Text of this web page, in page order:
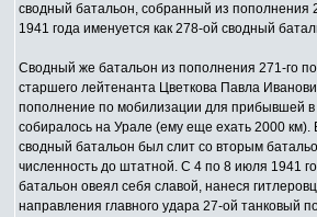
сводный батальон, собранный из пополнения
1941 года именуется как 278-ой сводный
Сводный же батальон из пополнения 271-го
старшего лейтенанта Цветкова Павла
пополнение по мобилизации для прибывшей в
собиралось на Урале (ему еще ехать 2000
сводный батальон был слит со вторым
численность до штатной. С 4 по 8 июля 1941
батальон овеял себя славой, нанеся
направления главного удара 27-ой танковый